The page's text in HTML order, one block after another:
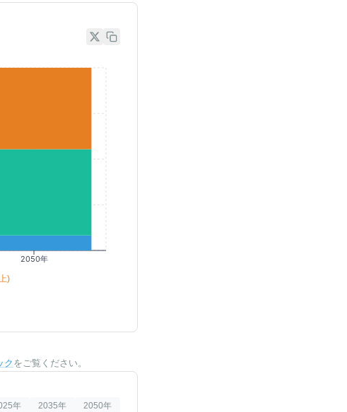
2050年
)
ク をご覧ください。
年 2035年 2050年